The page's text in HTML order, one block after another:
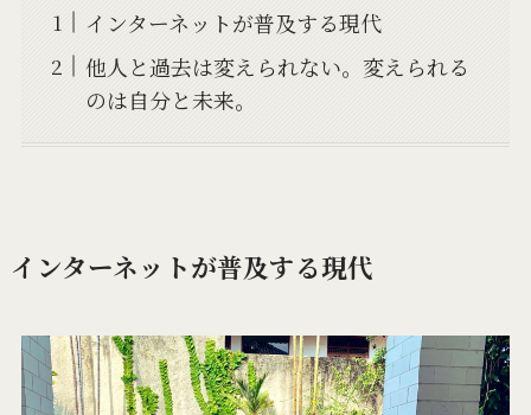
インターネットが普及する現代
他人と過去は変えられない。変えられる
のは自分と未来。
インターネットが普及する現代